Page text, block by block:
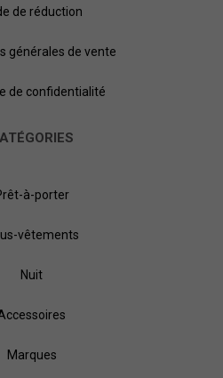
de réduction
générales de vente
de confidentialité
à-porter
vêtements
Nuit
Marques